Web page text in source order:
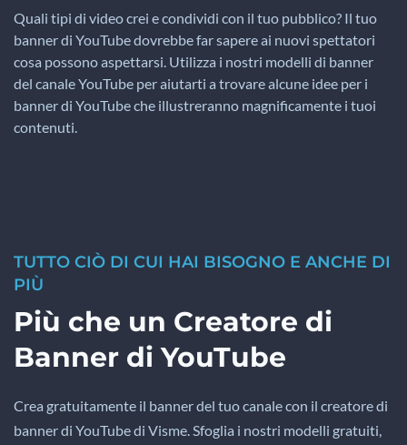
Quali tipi di video crei e condividi con il tuo pubblico? Il tuo
banner di YouTube dovrebbe far sapere ai nuovi spettatori
cosa possono aspettarsi. Utilizza i nostri modelli di banner
del canale YouTube per aiutarti a trovare alcune idee per i
banner di YouTube che illustreranno magnificamente i tuoi
contenuti.
TUTTO CIÒ DI CUI HAI BISOGNO E ANCHE DI
PIÙ
Più che un Creatore di
Banner di YouTube
Crea gratuitamente il banner del tuo canale con il creatore di
banner di YouTube di Visme. Sfoglia i nostri modelli gratuiti,